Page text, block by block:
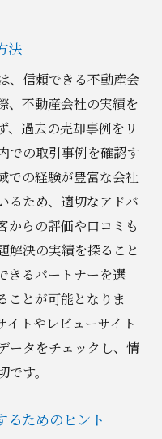
法
、信頼できる不動産会
、不動産会社の実績を
、過去の売却事例をリ
での取引事例を確認す
での経験が豊富な会社
るため、適切なアドバ
からの評価や口コミも
解決の実績を探ること
きるパートナーを選
ことが可能となりま
イトやレビューサイト
ータをチェックし、情
す。
るためのヒント